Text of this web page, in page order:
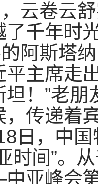
云卷云
了千年时
阿斯塔
主席走
！”老
，传递着
日，中
时间”。
亚峰会